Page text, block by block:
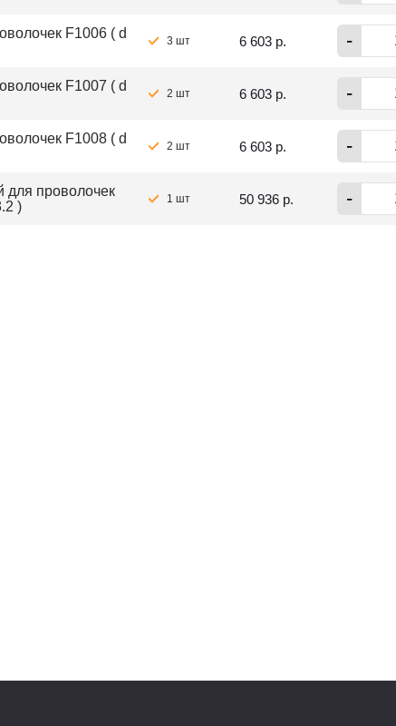
F1006 ( d
3 шт 6 603 р. -
F1007 ( d
2 шт 6 603 р. -
F1008 ( d
2 шт 6 603 р. -
для проволочек
)
1 шт 50 936 р. -